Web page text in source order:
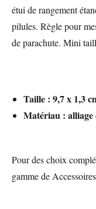
étui de rangement
pilules. Règle pour
de parachute. Mini
Taille : 9,7 x 1,3
Matériau : alliage
Pour des choix
gamme de Accessoires